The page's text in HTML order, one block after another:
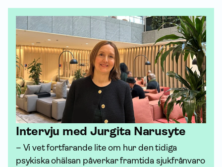
Intervju med Jurgita Narusyte
– Vi vet fortfarande lite om hur den tidiga
psykiska ohälsan påverkar framtida sjukfrånvaro